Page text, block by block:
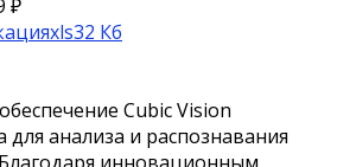
₽
xls32 Кб
Сubic Vision
для анализа и распознавания